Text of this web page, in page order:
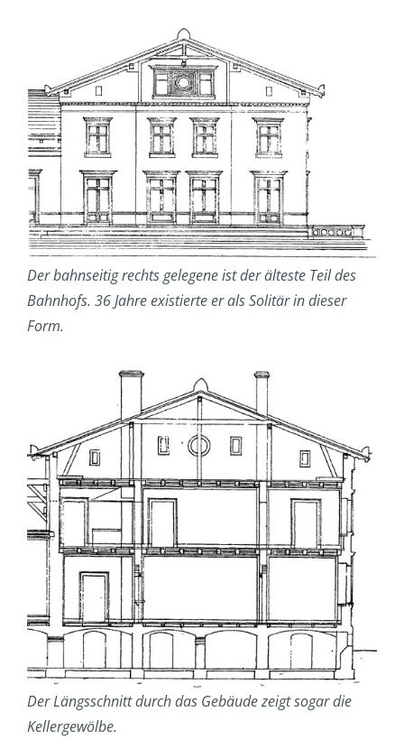
Der bahnseitig rechts gelegene ist der älteste Teil des
Bahnhofs. 36 Jahre existierte er als Solitär in dieser
Form.
Der Längsschnitt durch das Gebäude zeigt sogar die
Kellergewölbe.